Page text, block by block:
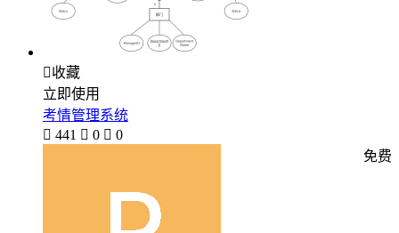
收藏
立即使用
考情管理系统
 441  0  0
免费